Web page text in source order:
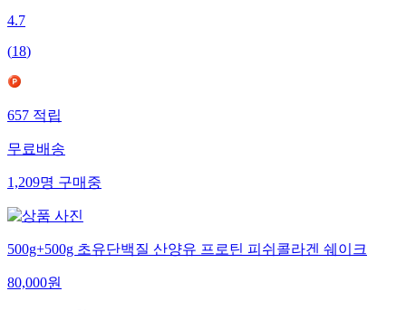
4.7
(18)
657적립
무료배송
1,209명구매중
500g+500g 초유단백질 산양유 프로틴 피쉬콜라겐 쉐이크
80,000원